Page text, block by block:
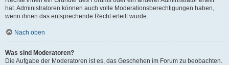
hat. Administratoren können auch volle Moderationsberechtigungen haben,
wenn ihnen das entsprechende Recht erteilt wurde.
Nach oben
Was sind Moderatoren?
Die Aufgabe der Moderatoren ist es, das Geschehen im Forum zu beobachten.